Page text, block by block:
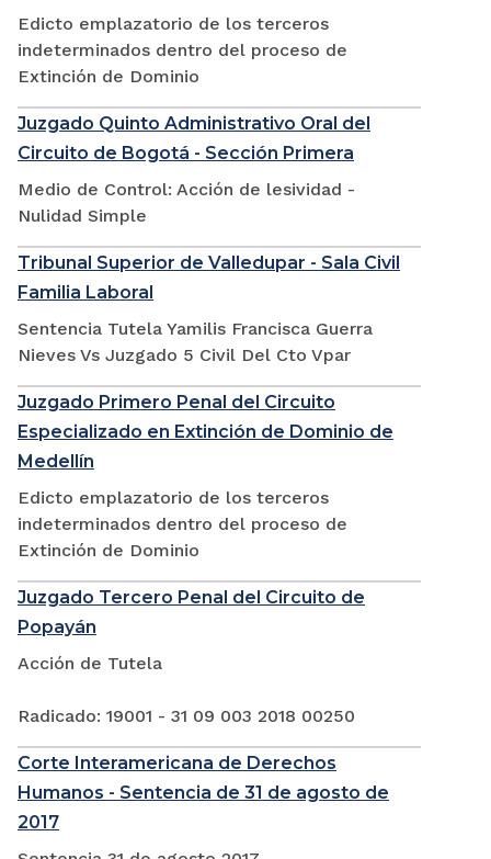
Edicto emplazatorio de los terceros
indeterminados dentro del proceso de
Extinción de Dominio
Juzgado Quinto Administrativo Oral del
Circuito de Bogotá - Sección Primera
Medio de Control: Acción de lesividad -
Nulidad Simple
Tribunal Superior de Valledupar - Sala Civil
Familia Laboral
Sentencia Tutela Yamilis Francisca Guerra
Nieves Vs Juzgado 5 Civil Del Cto Vpar
Juzgado Primero Penal del Circuito
Especializado en Extinción de Dominio de
Medellín
Edicto emplazatorio de los terceros
indeterminados dentro del proceso de
Extinción de Dominio
Juzgado Tercero Penal del Circuito de
Popayán
Acción de Tutela
Radicado: 19001 - 31 09 003 2018 00250
Corte Interamericana de Derechos
Humanos - Sentencia de 31 de agosto de
2017